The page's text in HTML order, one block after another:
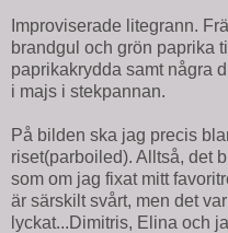
Improviserade litegrann.
brandgul och grön paprika
paprikakrydda samt några
i majs i stekpannan.
På bilden ska jag precis
riset(parboiled). Alltså, det
som om jag fixat mitt
är särskilt svårt, men det
lyckat...Dimitris, Elina och